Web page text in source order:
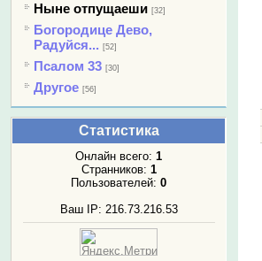
Ныне отпущаеши [32]
Богородице Дево,
Радуйся... [52]
Псалом 33 [30]
Другое [56]
Статистика
Онлайн всего:1
Странников: 1
Пользователей:0
Ваш IP: 216.73.216.53